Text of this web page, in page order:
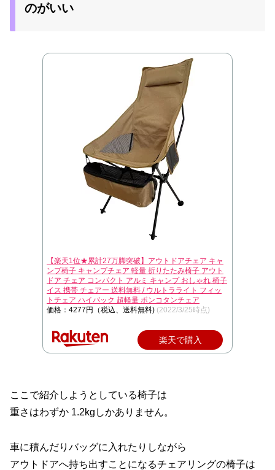
のがいい
【楽天1位★累計27万脚突破】アウトドアチェア キャ
ンプ椅子 キャンプチェア 軽量 折りたたみ椅子 アウト
ドア チェア コンパクト アルミ キャンプ おしゃれ 椅子
イス 携帯 チェアー 送料無料 / ウルトラライト フィッ
トチェア ハイバック 超軽量 ポンコタンチェア
価格：4277円（税込、送料無料) (2022/3/25時点)
楽天で購入
ここで紹介しようとしている椅子は
重さはわずか 1.2kgしかありません。
車に積んだりバッグに入れたりしながら
アウトドアへ持ち出すことになるチェアリングの椅子は